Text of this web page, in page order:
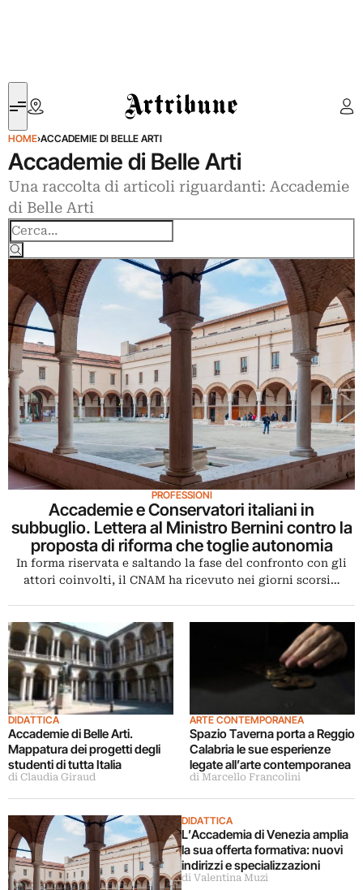
Artribune
HOME›ACCADEMIE DI BELLE ARTI
Accademie di Belle Arti
Una raccolta di articoli riguardanti: Accademie
di Belle Arti
Cerca
PROFESSIONI
Accademie e Conservatori italiani in
subbuglio. Lettera al Ministro Bernini contro la
proposta di riforma che toglie autonomia
In forma riservata e saltando la fase del confronto con gli
attori coinvolti, il CNAM ha ricevuto nei giorni scorsi…
DIDATTICA
Accademie di Belle Arti.
Mappatura dei progetti degli
studenti di tutta Italia
di Claudia Giraud
ARTE CONTEMPORANEA
Spazio Taverna porta a Reggio
Calabria le sue esperienze
legate all’arte contemporanea
di Marcello Francolini
DIDATTICA
L’Accademia di Venezia amplia
la sua offerta formativa: nuovi
indirizzi e specializzazioni
di Valentina Muzi